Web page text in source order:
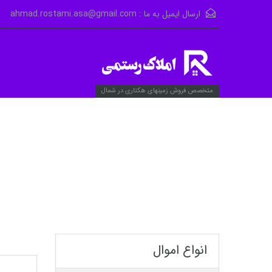
ارسال ایمیل به ما : ahmad.rostami.asa@gmail.com
متخصص فروش زمینهای هکتاری در شمال
انواع اموال